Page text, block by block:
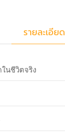
รายละเอียด
นชีวิตจริง